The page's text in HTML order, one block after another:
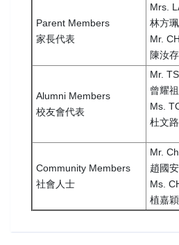
Parent Members
家長代表
Mrs.
林方
Mr.
陳汝
Alumni Members
校友會代表
Mr.
曾耀
Ms.
杜文
Community Members
社會人士
Mr.
趙國
Ms.
植嘉